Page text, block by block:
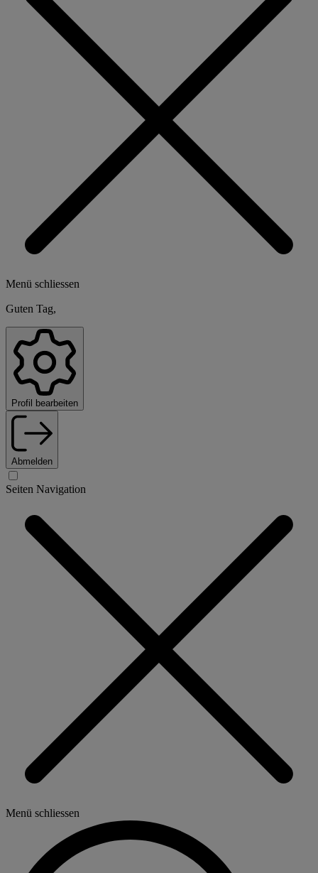
Menü schliessen
Guten Tag,
Profil bearbeiten
Abmelden
Seiten Navigation
Menü schliessen